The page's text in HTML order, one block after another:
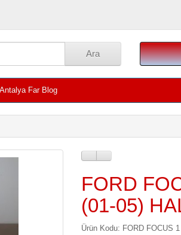
Ara
Antalya Far Blog
FORD
(01-05)
Ürün Kodu: FORD FOCUS